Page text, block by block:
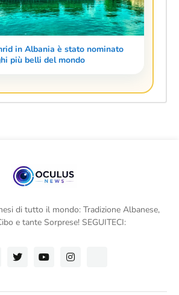
in Albania è stato nominato
più belli del mondo
di tutto il mondo: Tradizione Albanese,
e tante Sorprese! SEGUITECI: